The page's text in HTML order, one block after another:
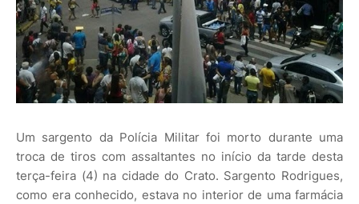
Um sargento da Polícia Militar foi morto durante uma
troca de tiros com assaltantes no início da tarde desta
terça-feira (4) na cidade do Crato. Sargento Rodrigues,
como era conhecido, estava no interior de uma farmácia